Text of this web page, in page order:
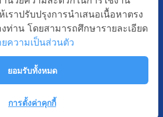
CENTER :02 123 1234
:info@etda.or.th
reserved.ETDA | Electronic Transactions
Agency
Sitemap
เราปรับปรุงการนำเสนอเนื้อหาตรง
ท่าน โดยสามารถศึกษารายละเอียด
ความเป็นส่วนตัว
ยอมรับทั้งหมด
การตั้งค่าคุกกี้